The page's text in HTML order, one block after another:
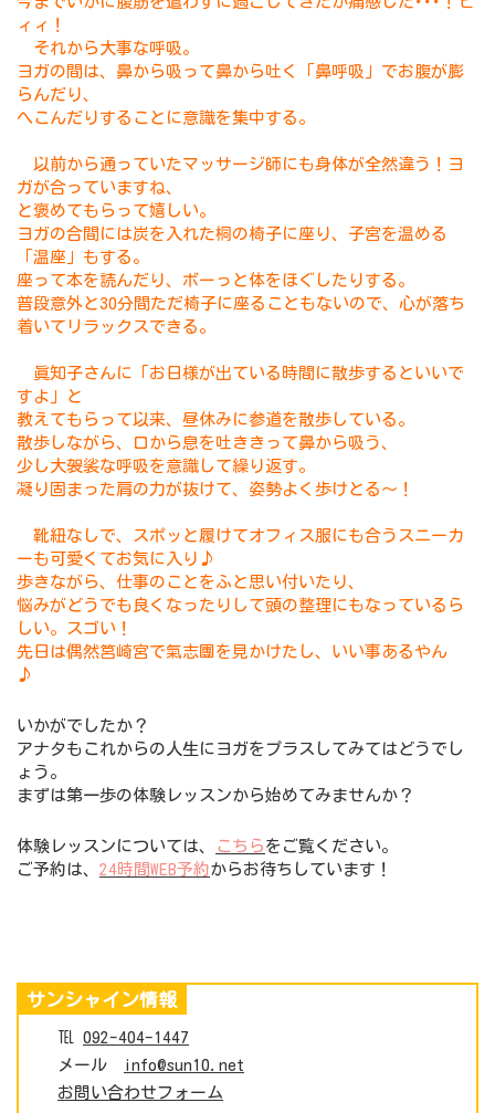
ィィ！
それから大事な呼吸。
ヨガの間は、鼻から吸って鼻から吐く「鼻呼吸」でお腹が膨
らんだり、
へこんだりすることに意識を集中する。
以前から通っていたマッサージ師にも身体が全然違う！ヨ
ガが合っていますね、
と褒めてもらって嬉しい。
ヨガの合間には炭を入れた桐の椅子に座り、子宮を温める
「温座」もする。
座って本を読んだり、ボーっと体をほぐしたりする。
普段意外と30分間ただ椅子に座ることもないので、心が落ち
着いてリラックスできる。
眞知子さんに「お日様が出ている時間に散歩するといいで
すよ」と
教えてもらって以来、昼休みに参道を散歩している。
散歩しながら、口から息を吐ききって鼻から吸う、
少し大袈裟な呼吸を意識して繰り返す。
凝り固まった肩の力が抜けて、姿勢よく歩けとる～！
靴紐なしで、スポッと履けてオフィス服にも合うスニーカ
ーも可愛くてお気に入り♪
歩きながら、仕事のことをふと思い付いたり、
悩みがどうでも良くなったりして頭の整理にもなっているら
しい。スゴい！
先日は偶然筥崎宮で氣志團を見かけたし、いい事あるやん
♪
いかがでしたか？
アナタもこれからの人生にヨガをプラスしてみてはどうでし
ょう。
まずは第一歩の体験レッスンから始めてみませんか？
体験レッスンについては、 こちら をご覧ください。
ご予約は、 24時間WEB予約からお待ちしています！
サンシャイン情報
℡ 092-404-1447
メール
info@sun10.net
お問い合わせフォーム